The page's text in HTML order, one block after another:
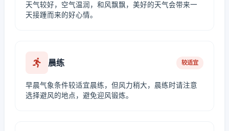
天气较好，空气温润，和风飘飘，美好的天气会带来一
天接踵而来的好心情。
晨练 较适宜
早晨气象条件较适宜晨练，但风力稍大，晨练时请注意
选择避风的地点，避免迎风锻炼。